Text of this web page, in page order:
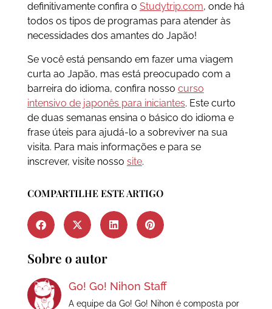
definitivamente confira o Studytrip.com, onde há
todos os tipos de programas para atender às
necessidades dos amantes do Japão!
Se você está pensando em fazer uma viagem
curta ao Japão, mas está preocupado com a
barreira do idioma, confira nosso curso
intensivo de japonês para iniciantes. Este curto
de duas semanas ensina o básico do idioma e
frase úteis para ajudá-lo a sobreviver na sua
visita. Para mais informações e para se
inscrever, visite nosso site.
COMPARTILHE ESTE ARTIGO
Sobre o autor
Go! Go! Nihon Staff
A equipe da Go! Go! Nihon é composta por